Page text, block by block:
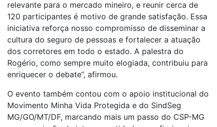
relevante para o mercado mineiro, e reunir cerca de
120 participantes é motivo de grande satisfação. Essa
iniciativa reforça nosso compromisso de disseminar a
cultura do seguro de pessoas e fortalecer a atuação
dos corretores em todo o estado. A palestra do
Rogério, como sempre muito elogiada, contribuiu para
enriquecer o debate”, afirmou.
O evento também contou com o apoio institucional do
Movimento Minha Vida Protegida e do SindSeg
MG/GO/MT/DF, marcando mais um passo do CSP-MG